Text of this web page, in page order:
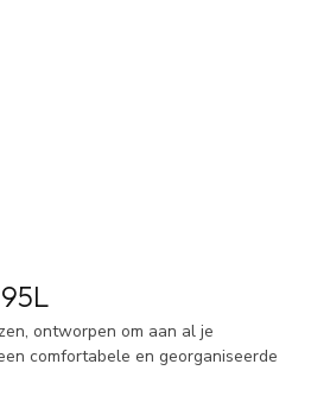
ontworpen om aan al je
comfortabele en georganiseerde